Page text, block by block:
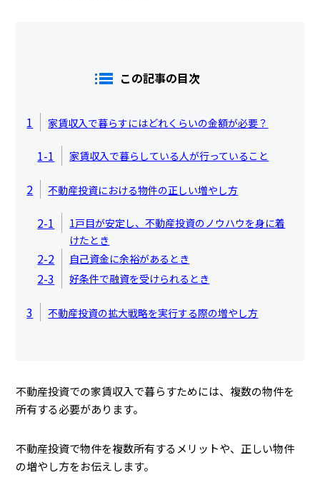
この記事の目次
1 家賃収入で暮らすにはどれくらいの金額が必要？
1-1 家賃収入で暮らしている人が行っていること
2 不動産投資における物件の正しい増やし方
2-1
1戸目が安定し、不動産投資のノウハウを身に着
けたとき
2-2 自己資金に余裕があるとき
2-3 好条件で融資を受けられるとき
3 不動産投資の拡大戦略を実行する際の増やし方
不動産投資での家賃収入で暮らすためには、複数の物件を
所有する必要があります。
不動産投資で物件を複数所有するメリットや、正しい物件
の増やし方をお伝えします。